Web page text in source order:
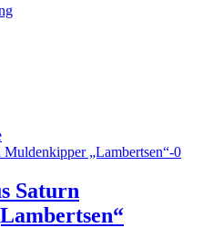
Saturn